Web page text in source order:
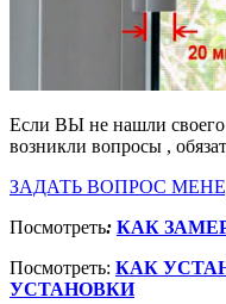
Если ВЫ не нашли своего
возникли вопросы ,
ЗАДАТЬ ВОПРОС
Посмотреть: КАК
Посмотреть: КАК
УСТАНОВКИ